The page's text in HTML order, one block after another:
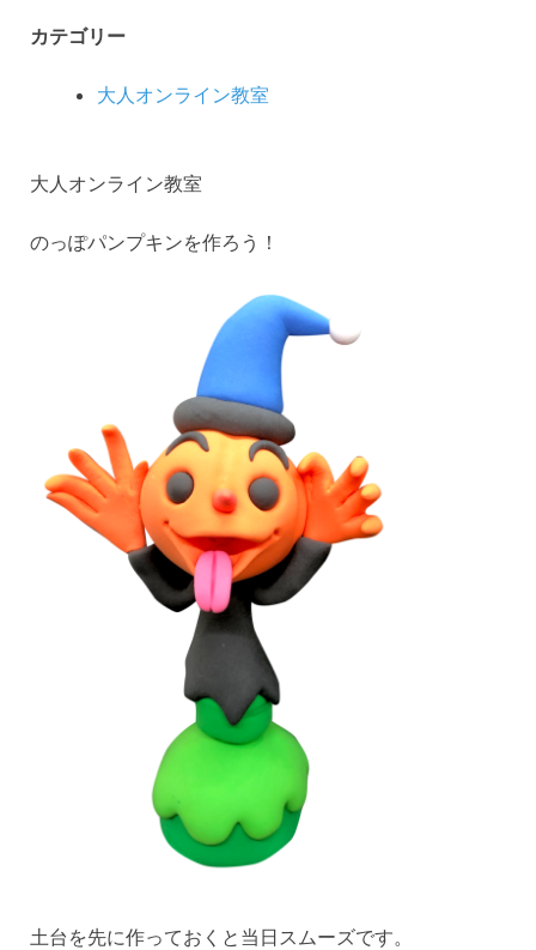
カテゴリー
大人オンライン教室
大人オンライン教室
のっぽパンプキンを作ろう！
土台を先に作っておくと当日スムーズです。